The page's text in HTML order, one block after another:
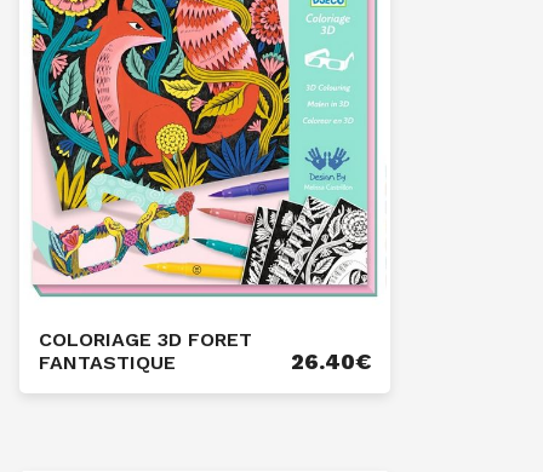
COLORIAGE 3D FORET
FANTASTIQUE
26.40€